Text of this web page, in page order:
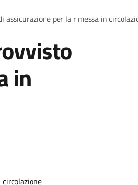
assicurazione per la rimessa in
in
circolazione